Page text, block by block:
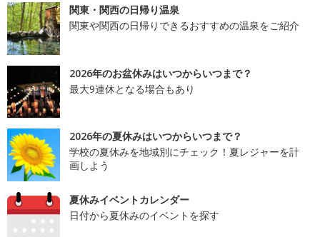
関東・関西の日帰り温泉
関東や関西の日帰りできるおすすめの温泉をご紹介
2026年のお盆休みはいつからいつまで？
最大9連休となる場合もあり
2026年の夏休みはいつからいつまで？
学校の夏休みを地域別にチェック！夏レジャーを計
画しよう
夏休みイベントカレンダー
日付から夏休みのイベントを探す